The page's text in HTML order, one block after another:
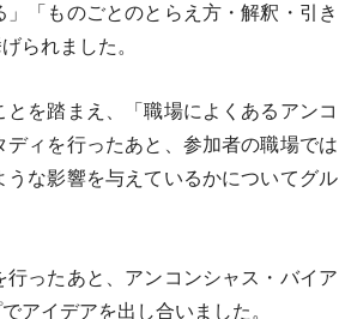
「ものごとのとらえ方・解釈・引き
られました。
を踏まえ、「職場によくあるアンコ
ィを行ったあと、参加者の職場では
な影響を与えているかについてグル
ったあと、アンコンシャス・バイア
アイデアを出し合いました。